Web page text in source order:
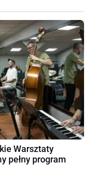
Warsztaty
pełny program